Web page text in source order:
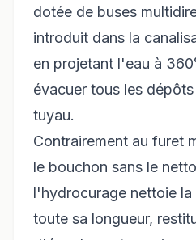
dotée de buses
introduit dans la
en projetant l'eau à
évacuer tous les
tuyau.
Contrairement au furet
le bouchon sans le
l'hydrocurage nettoie la
toute sa longueur,